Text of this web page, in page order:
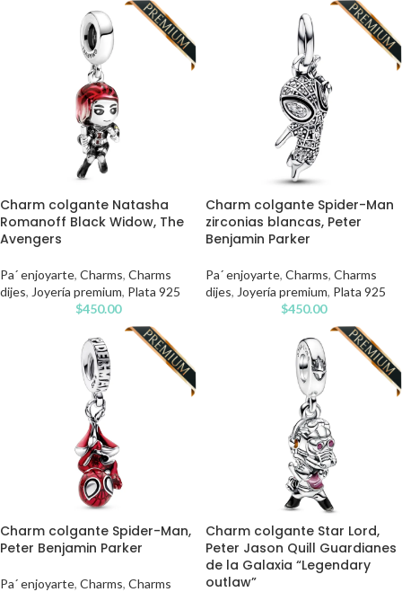
Charm colgante Natasha
Romanoff Black Widow, The
Avengers
Pa´ enjoyarte, Charms, Charms
dijes, Joyería premium, Plata 925
$450.00
Charm colgante Spider-Man
zirconias blancas, Peter
Benjamin Parker
Pa´ enjoyarte, Charms, Charms
dijes, Joyería premium, Plata 925
$450.00
Charm colgante Spider-Man,
Peter Benjamin Parker
Pa´ enjoyarte, Charms, Charms
Charm colgante Star Lord,
Peter Jason Quill Guardianes
de la Galaxia “Legendary
outlaw”